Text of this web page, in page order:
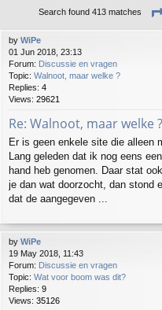
Search found 413 matches
by WiPe
01 Jun 2018, 23:13
Forum: Discussie en vragen
Topic: Walnoot, maar welke ?
Replies: 4
Views: 29621
Re: Walnoot, maar welke ?
Er is geen enkele site die alleen
Lang geleden dat ik nog eens
hand heb genomen. Daar stat
je dan wat doorzocht, dan stond
dat de aangegeven ...
by WiPe
19 May 2018, 11:43
Forum: Discussie en vragen
Topic: Wat voor boom was dit?
Replies: 9
Views: 35126